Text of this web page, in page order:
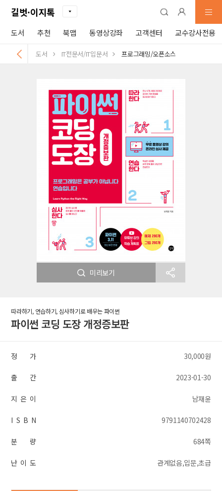
길벗·이지톡
도서 추천 북맵 동영상강좌 고객센터 교수강사전용
도서 IT전문서/IT입문서 프로그래밍/오픈소스
미리보기
따라하기, 연습하기, 심사하기로 배우는 파이썬
파이썬 코딩 도장 개정증보판
정 가 30,000원
출 간 2023-01-30
지 은 이 남재윤
I S B N 9791140702428
분 량 684쪽
난 이 도 관계없음,입문,초급